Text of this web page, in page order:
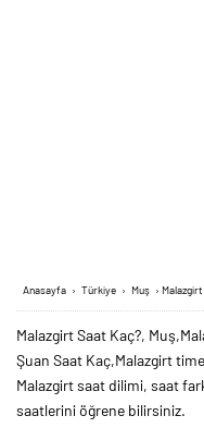
Anasayfa › Türkiye › Muş ›
Malazgirt Saat Kaç?,
Şuan Saat Kaç,Malazgirt
Malazgirt saat dilimi, saat
saatlerini öğrene bilirsiniz.